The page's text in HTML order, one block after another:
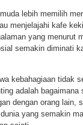
lebih memilih
menjelajahi kafe
yang menurut
semakin diminati
kebahagiaan tidak
adalah bagaimana
dengan orang lain,
yang semakin